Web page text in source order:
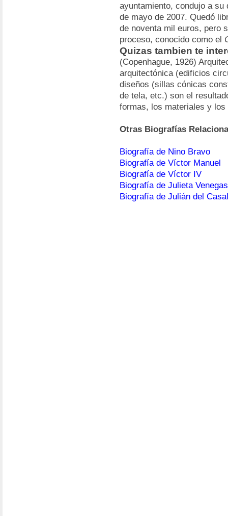
ayuntamiento, condujo a
de mayo de 2007. Quedó
de noventa mil euros, pero
proceso, conocido como el
Quizas tambien te
(Copenhague, 1926)
arquitectónica (edificios
diseños (sillas cónicas
de tela, etc.) son el
formas, los materiales y los
Otras Biografías
Biografía de Nino Bravo
Biografía de Víctor Manuel
Biografía de Víctor IV
Biografía de Julieta Venegas
Biografía de Julián del Casal